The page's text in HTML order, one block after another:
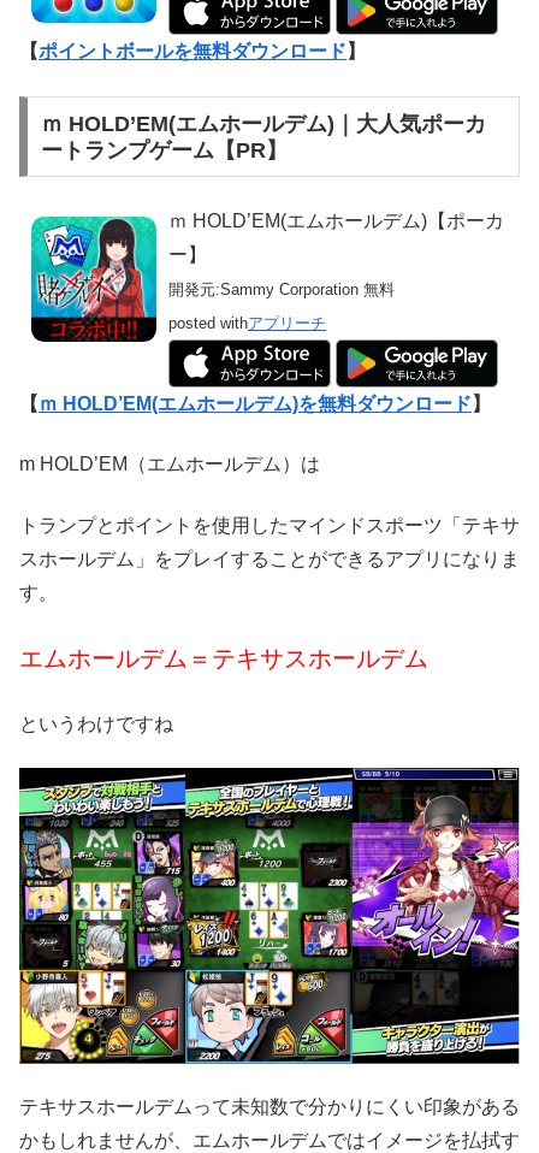
【ポイントボールを無料ダウンロード 】
ｍ HOLD’EM(エムホールデム)｜大人気ポーカ
ートランプゲーム【PR】
ｍ HOLD’EM(エムホールデム)【ポーカ
ー】
開発元:Sammy Corporation 無料
posted withアプリーチ
【 ｍ HOLD’EM(エムホールデム)を無料ダウンロード 】
m HOLD’EM（エムホールデム）は
トランプとポイントを使用したマインドスポーツ「テキサ
スホールデム」をプレイすることができるアプリになりま
す。
エムホールデム＝テキサスホールデム
というわけですね
テキサスホールデムって未知数で分かりにくい印象がある
かもしれませんが、エムホールデムではイメージを払拭す